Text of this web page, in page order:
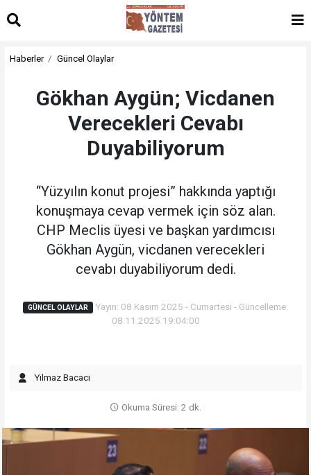
Haberler Güncel Olaylar
Gökhan Aygün; Vicdanen
Verecekleri Cevabı
Duyabiliyorum
“Yüzyılın konut projesi” hakkında yaptığı
konuşmaya cevap vermek için söz alan.
CHP Meclis üyesi ve başkan yardımcısı
Gökhan Aygün, vicdanen verecekleri
cevabı duyabiliyorum dedi.
GÜNCEL OLAYLAR
Yayın: 08 Kasım 2025 - Cumartesi - Güncelleme:
08.11.2025 19:04:00
Yılmaz Bacacı
Okuma Süresi: 2 dk.